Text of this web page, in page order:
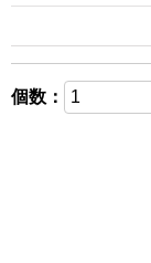
個数：